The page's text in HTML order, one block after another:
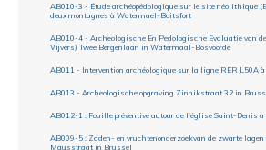
AB010-3 - Étude archéopédologique sur le site néolithique
deux montagnes à Watermael-Boitsfort
AB010-4 - Archeologische En Pedologische Evaluatie van
Vijvers) Twee Bergenlaan in Watermaal-Bosvoorde
AB011 - Intervention archéologique sur la ligne RER L50A
AB013 - Archeologische opgraving Zinnikstraat 32 in
AB012-1 : Fouille préventive autour de l'église Saint-Denis à
AB009-5 : Zaden- en vruchtenonderzoekvan de zwarte lagen
Mausstraat in Brussel